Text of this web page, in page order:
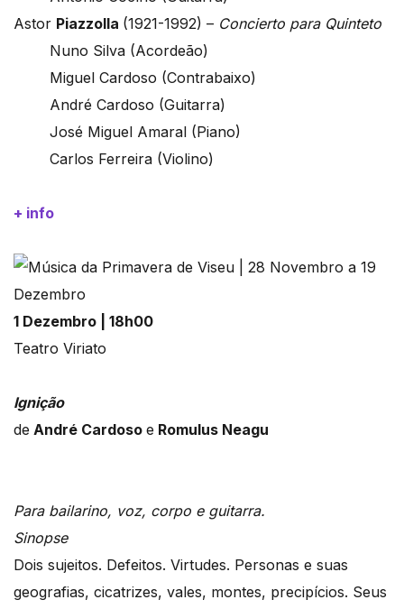
Astor Piazzolla (1921-1992) – Concierto para Quinteto
Nuno Silva (Acordeão)
Miguel Cardoso (Contrabaixo)
André Cardoso (Guitarra)
José Miguel Amaral (Piano)
Carlos Ferreira (Violino)
+ info
1 Dezembro | 18h00
Teatro Viriato
Ignição
de André Cardoso e Romulus Neagu
Para bailarino, voz, corpo e guitarra.
Sinopse
Dois sujeitos. Defeitos. Virtudes. Personas e suas
geografias, cicatrizes, vales, montes, precipícios. Seus